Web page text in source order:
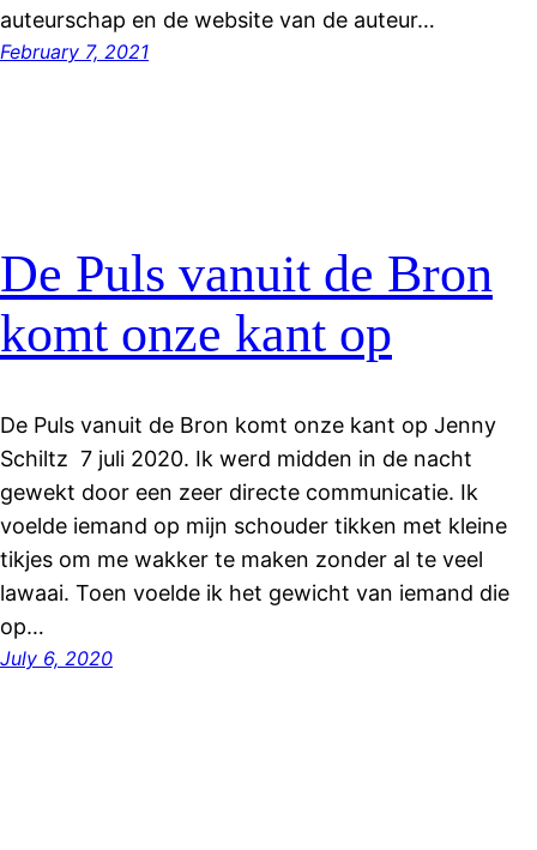
auteurschap en de website van de auteur…
February 7, 2021
De Puls vanuit de Bron
komt onze kant op
De Puls vanuit de Bron komt onze kant op Jenny
Schiltz 7 juli 2020. Ik werd midden in de nacht
gewekt door een zeer directe communicatie. Ik
voelde iemand op mijn schouder tikken met kleine
tikjes om me wakker te maken zonder al te veel
lawaai. Toen voelde ik het gewicht van iemand die
op…
July 6, 2020